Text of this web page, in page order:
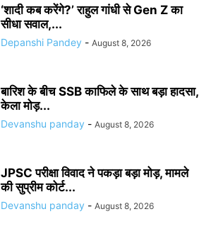
‘शादी कब करेंगे?’ राहुल गांधी से Gen Z का
सीधा सवाल,...
Depanshi Pandey - August 8, 2026
बारिश के बीच SSB काफिले के साथ बड़ा हादसा,
केला मोड़...
Devanshu panday - August 8, 2026
JPSC परीक्षा विवाद ने पकड़ा बड़ा मोड़, मामले
की सुप्रीम कोर्ट...
Devanshu panday - August 8, 2026